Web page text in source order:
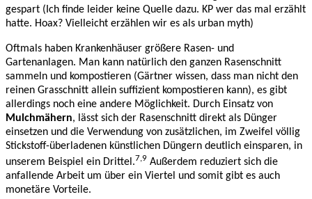
gespart (Ich finde leider keine Quelle dazu. KP wer das mal erzählt
hatte. Hoax? Vielleicht erzählen wir es als urban myth)
Oftmals haben Krankenhäuser größere Rasen- und
Gartenanlagen. Man kann natürlich den ganzen Rasenschnitt
sammeln und kompostieren (Gärtner wissen, dass man nicht den
reinen Grasschnitt allein suffizient kompostieren kann), es gibt
allerdings noch eine andere Möglichkeit. Durch Einsatz von
Mulchmähern, lässt sich der Rasenschnitt direkt als Dünger
einsetzen und die Verwendung von zusätzlichen, im Zweifel völlig
Stickstoff-überladenen künstlichen Düngern deutlich einsparen, in
unserem Beispiel ein Drittel.7,9 Außerdem reduziert sich die
anfallende Arbeit um über ein Viertel und somit gibt es auch
monetäre Vorteile.